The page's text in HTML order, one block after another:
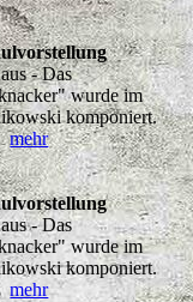
- Das
wurde im
komponiert.
mehr
- Das
wurde im
komponiert.
mehr